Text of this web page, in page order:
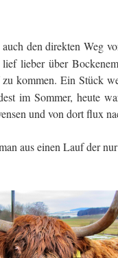
den direkten Weg
lieber über
kommen. Ein Stück
im Sommer, heute
und von dort flux
aus einen Lauf der